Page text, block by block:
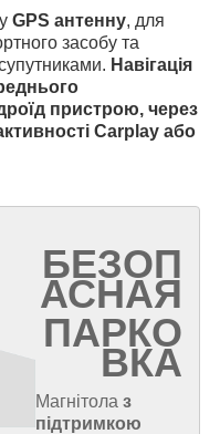
GPS антенну, для
засобу та
Навігація
пристрою, через
Carplay або
БЕЗОП
АСНАЯ
ПАРКО
ВКА
Магнітола з
підтримкою